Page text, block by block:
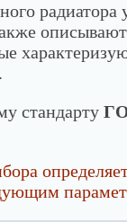
радиатора
описывают
стандарту